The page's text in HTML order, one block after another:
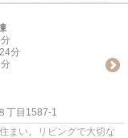
。...
分
８丁目1587-1
まい。リビングで大切な